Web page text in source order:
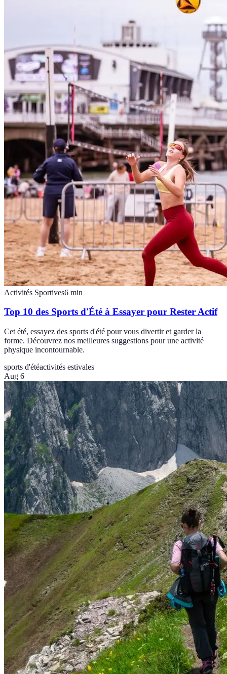
Activités Sportives6 min
Top 10 des Sports d'Été à Essayer pour Rester Actif
Cet été, essayez des sports d'été pour vous divertir et garder la
forme. Découvrez nos meilleures suggestions pour une activité
physique incontournable.
sports d'étéactivités estivales
Aug 6